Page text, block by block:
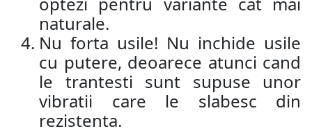
naturale.
Nu forta usile! Nu inchide usile
cu putere, deoarece atunci cand
le trantesti sunt supuse unor
vibratii care le slabesc din
rezistenta.